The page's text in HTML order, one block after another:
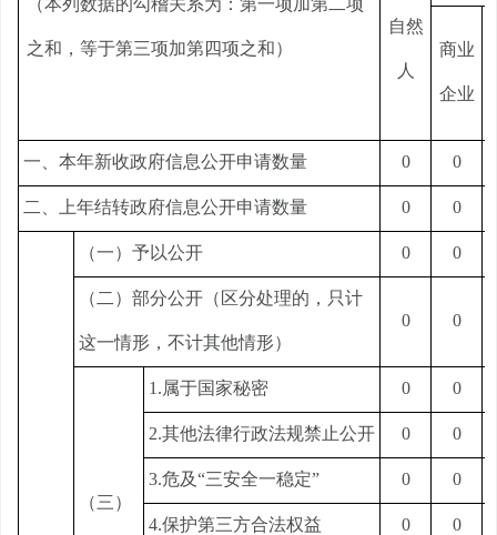
（本列数据的勾稽关系为：第一项加第二项
之和，等于第三项加第四项之和）
自然
人
商业
企业
一、本年新收政府信息公开申请数量 0 0
二、上年结转政府信息公开申请数量 0 0
（一）予以公开 0 0
（二）部分公开（区分处理的，只计
这一情形，不计其他情形）
0 0
（三）
1.属于国家秘密 0 0
2.其他法律行政法规禁止公开 0 0
3.危及“三安全一稳定” 0 0
4.保护第三方合法权益 0 0